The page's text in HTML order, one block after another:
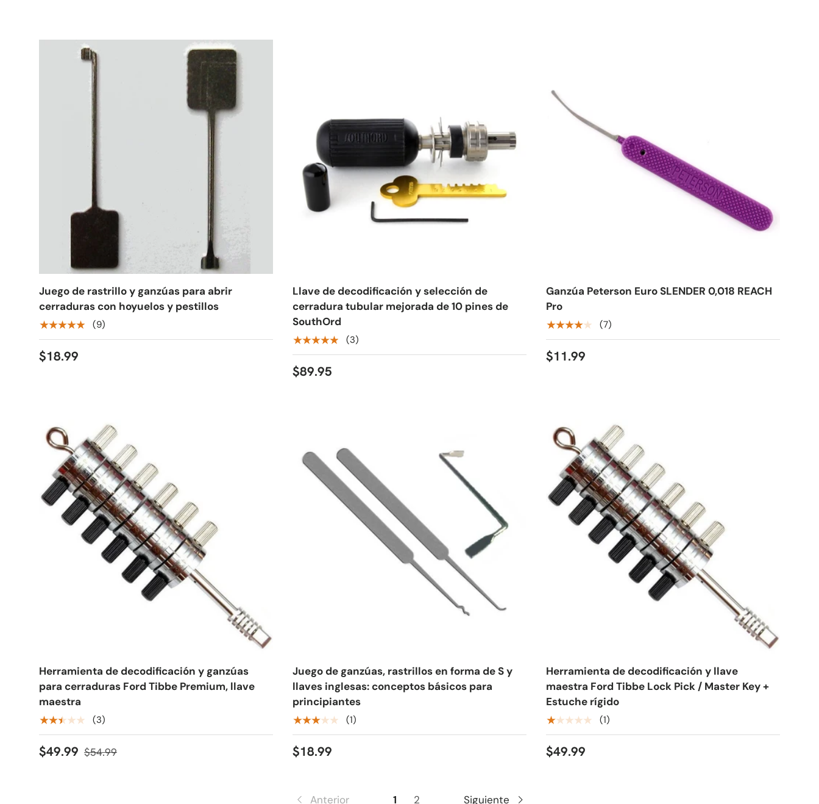
Juego de rastrillo y ganzúas para abrir
cerraduras con hoyuelos y pestillos
★★★★★ (9)
$18.99
Llave de decodificación y selección de
cerradura tubular mejorada de 10 pines de
SouthOrd
★★★★★ (3)
$89.95
Ganzúa Peterson Euro SLENDER 0,018 REACH
Pro
★★★★★ (7)
$11.99
Herramienta de decodificación y ganzúas
para cerraduras Ford Tibbe Premium, llave
maestra
★★★★★ (3)
$49.99 $54.99
Juego de ganzúas, rastrillos en forma de S y
llaves inglesas: conceptos básicos para
principiantes
★★★★★ (1)
$18.99
Herramienta de decodificación y llave
maestra Ford Tibbe Lock Pick / Master Key +
Estuche rígido
★★★★★ (1)
$49.99
Anterior 1 2 Siguiente